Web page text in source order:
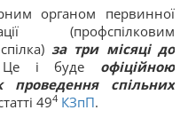
органом первинної
(профспілковим
за три місяці до
і буде офіційною
проведення спільних
494 КЗпП.